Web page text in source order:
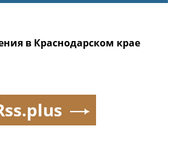
в Краснодарском крае